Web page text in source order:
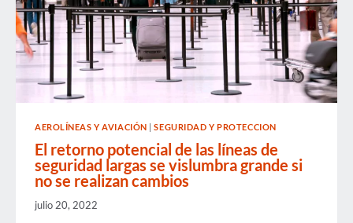
AEROLÍNEAS Y AVIACIÓN |SEGURIDAD Y PROTECCION
El retorno potencial de las líneas de
seguridad largas se vislumbra grande si
no se realizan cambios
julio 20, 2022